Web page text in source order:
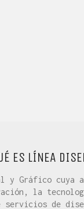
ES LÍNEA
y Gráfico
la
servicios de